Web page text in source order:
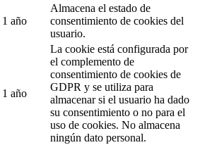
1 año
Almacena el estado de
consentimiento de cookies del
usuario.
1 año
La cookie está configurada por
el complemento de
consentimiento de cookies de
GDPR y se utiliza para
almacenar si el usuario ha dado
su consentimiento o no para el
uso de cookies. No almacena
ningún dato personal.